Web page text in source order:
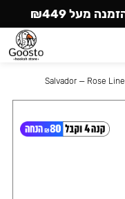
Salvador — Rose
מעל ₪449